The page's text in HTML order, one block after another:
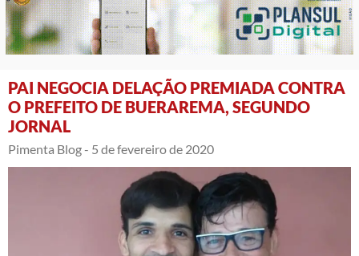
PAI NEGOCIA DELAÇÃO PREMIADA CONTRA
O PREFEITO DE BUERAREMA, SEGUNDO
JORNAL
Pimenta Blog - 5 de fevereiro de 2020